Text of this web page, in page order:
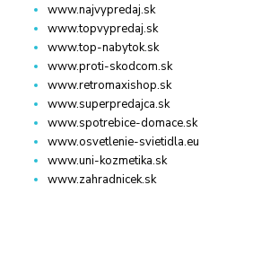
www.najvypredaj.sk
www.topvypredaj.sk
www.top-nabytok.sk
www.proti-skodcom.sk
www.retromaxishop.sk
www.superpredajca.sk
www.spotrebice-domace.sk
www.osvetlenie-svietidla.eu
www.uni-kozmetika.sk
www.zahradnicek.sk